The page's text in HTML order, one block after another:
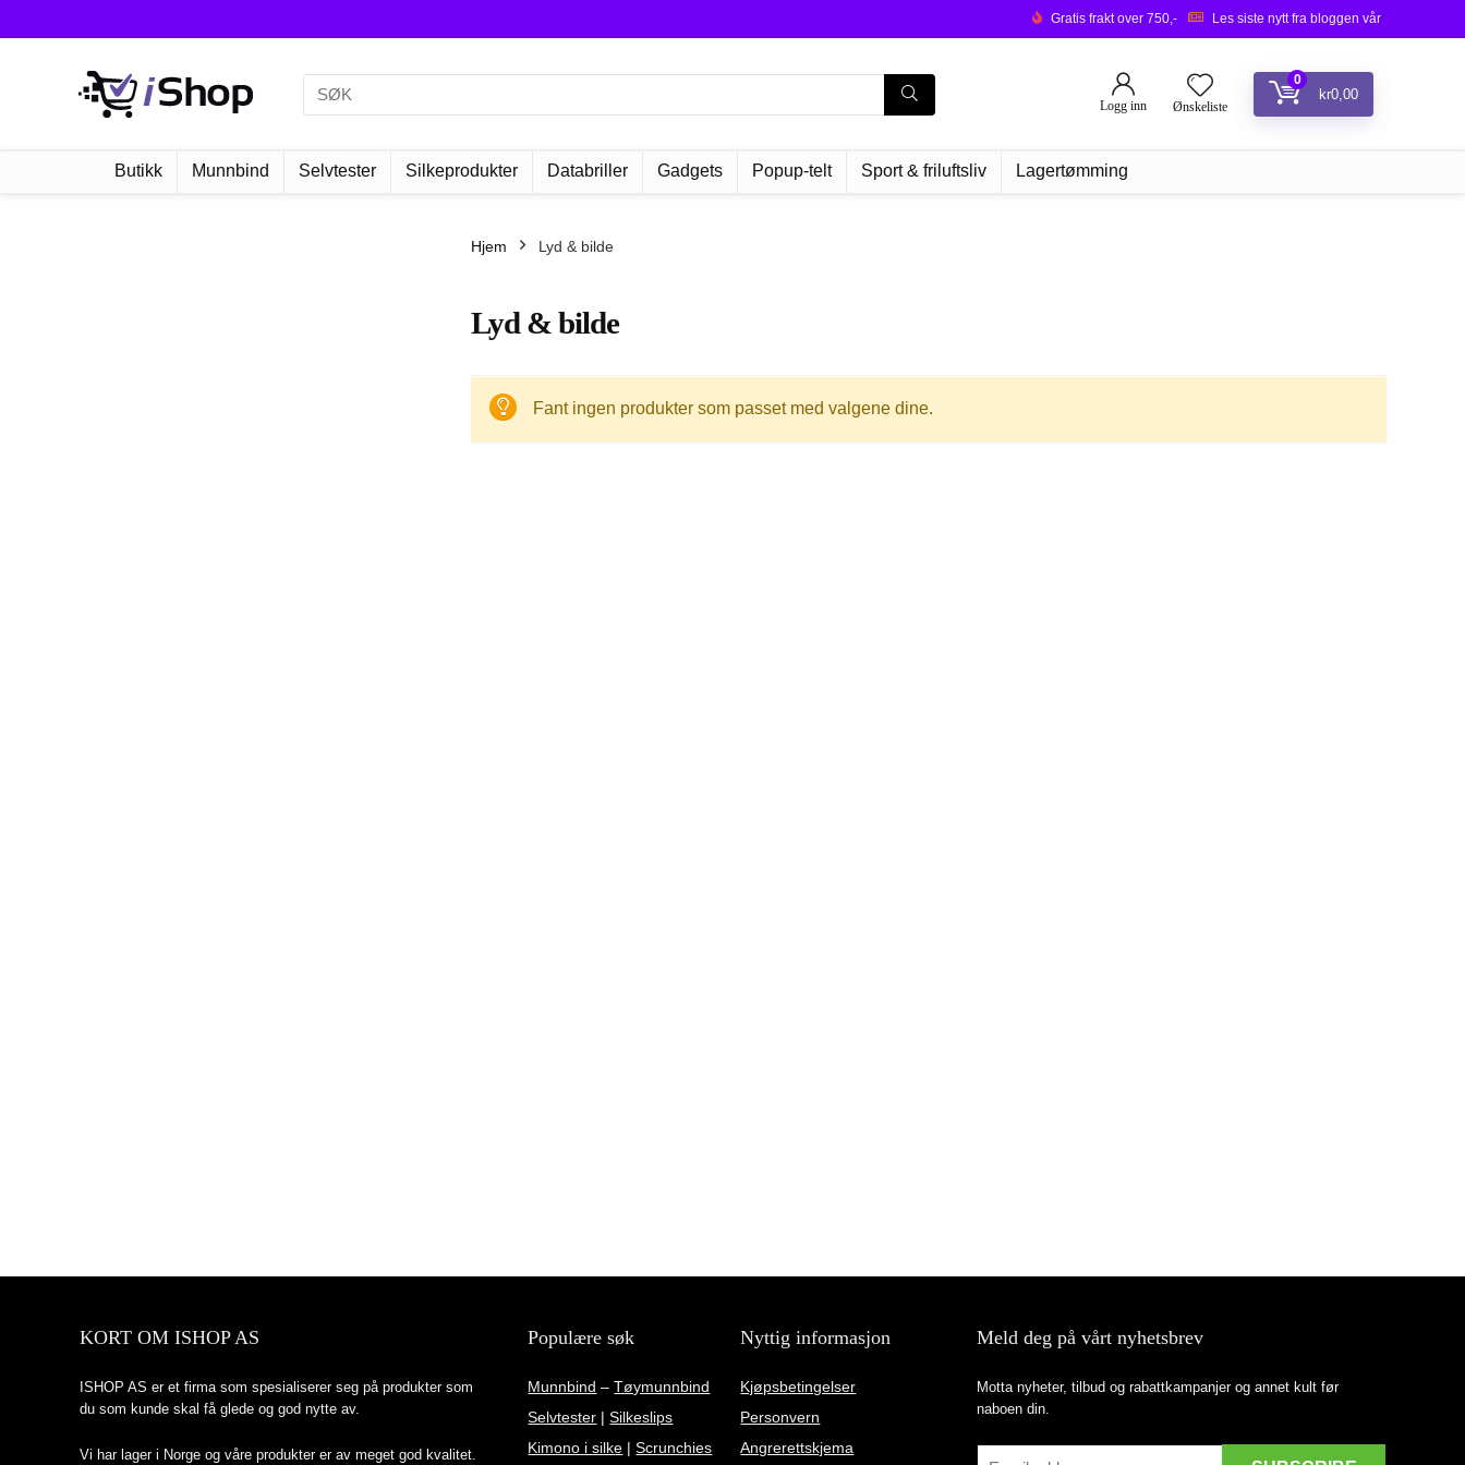
Gratis frakt over 750,- Les siste nytt fra bloggen vår
Logg inn Ønskeliste
0
kr0,00
Butikk Munnbind Selvtester Silkeprodukter Databriller Gadgets Popup-telt Sport & friluftsliv Lagertømming
Hjem Lyd & bilde
Lyd & bilde
Fant ingen produkter som passet med valgene dine.
KORT OM ISHOP AS
ISHOP AS er et firma som spesialiserer seg på produkter som
du som kunde skal få glede og god nytte av.
Vi har lager i Norge og våre produkter er av meget god kvalitet.
Populære søk
Munnbind –Tøymunnbind
Selvtester |Silkeslips
Kimono i silke |Scrunchies
Nyttig informasjon
Kjøpsbetingelser
Personvern
Angrerettskjema
Meld deg på vårt nyhetsbrev
Motta nyheter, tilbud og rabattkampanjer og annet kult før
naboen din.